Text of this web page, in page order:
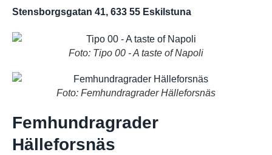
Stensborgsgatan 41, 633 55 Eskilstuna
Foto: Tipo 00 - A taste of Napoli
Foto: Femhundragrader Hälleforsnäs
Femhundragrader
Hälleforsnäs